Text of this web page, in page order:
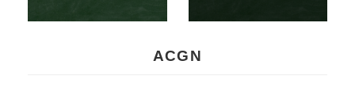
ACGN